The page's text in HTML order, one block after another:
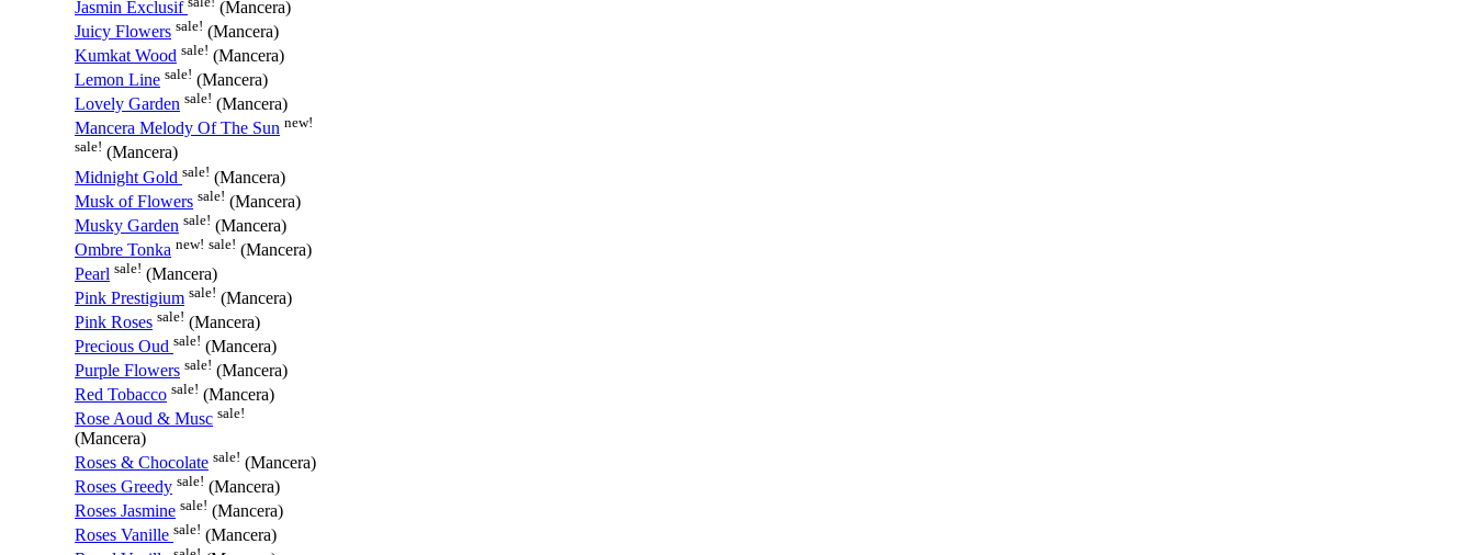
Jasmin Exclusif
(Mancera)
Juicy Flowers sale! (Mancera)
Kumkat Wood sale! (Mancera)
Lemon Line sale! (Mancera)
Lovely Garden sale! (Mancera)
Mancera Melody Of The Sun new!
sale! (Mancera)
Midnight Gold sale! (Mancera)
Musk of Flowers sale! (Mancera)
Musky Garden sale! (Mancera)
Ombre Tonka new! sale! (Mancera)
Pearl sale! (Mancera)
Pink Prestigium sale! (Mancera)
Pink Roses sale! (Mancera)
Precious Oud sale! (Mancera)
Purple Flowers sale! (Mancera)
Red Tobacco sale! (Mancera)
Rose Aoud & Musc sale!
(Mancera)
Roses & Chocolate sale! (Mancera)
Roses Greedy sale! (Mancera)
Roses Jasmine sale! (Mancera)
Roses Vanille sale! (Mancera)